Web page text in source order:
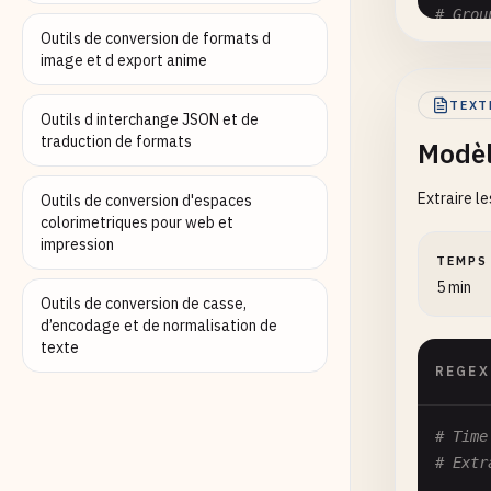
Outils de conversion de formats d
image et d export anime
Outils d interchange JSON et de
traduction de formats
Outils de conversion d'espaces
colorimetriques pour web et
impression
Outils de conversion de casse,
d’encodage et de normalisation de
texte
#
# Full
#
#
#
(?<
# ISO
#
Extraire
5 min
REGEX
#
#